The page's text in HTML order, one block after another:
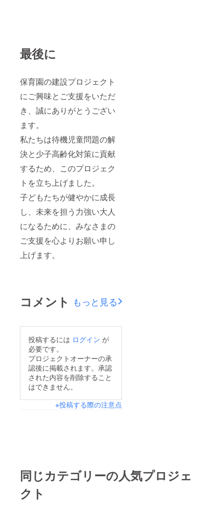
最後に
保育園の建設プロジェクト
にご興味とご支援をいただ
き、誠にありがとうござい
ます。
私たちは待機児童問題の解
決と少子高齢化対策に貢献
するため、このプロジェク
トを立ち上げました。
子どもたちが健やかに成長
し、未来を担う力強い大人
になるために、みなさまの
ご支援を心よりお願い申し
上げます。
コメント もっと見る
投稿するには ログイン が
必要です。
プロジェクトオーナーの承
認後に掲載されます。承認
された内容を削除すること
はできません。
※投稿する際の注意点
同じカテゴリーの人気プロジェ
クト